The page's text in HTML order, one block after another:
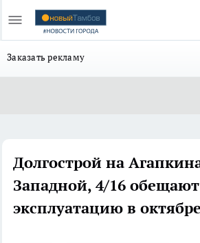
Заказать рекламу
Долгострой на
Западной, 4/16 обещают
эксплуатацию в октябре